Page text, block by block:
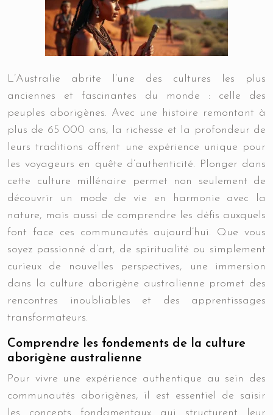
L’Australie abrite l’une des cultures les plus
anciennes et fascinantes du monde : celle des
peuples aborigènes. Avec une histoire remontant à
plus de 65 000 ans, la richesse et la profondeur de
leurs traditions offrent une expérience unique pour
les voyageurs en quête d’authenticité. Plonger dans
cette culture millénaire permet non seulement de
découvrir un mode de vie en harmonie avec la
nature, mais aussi de comprendre les défis auxquels
font face ces communautés aujourd’hui. Que vous
soyez passionné d’art, de spiritualité ou simplement
curieux de nouvelles perspectives, une immersion
dans la culture aborigène australienne promet des
rencontres inoubliables et des apprentissages
transformateurs.
Comprendre les fondements de la culture
aborigène australienne
Pour vivre une expérience authentique au sein des
communautés aborigènes, il est essentiel de saisir